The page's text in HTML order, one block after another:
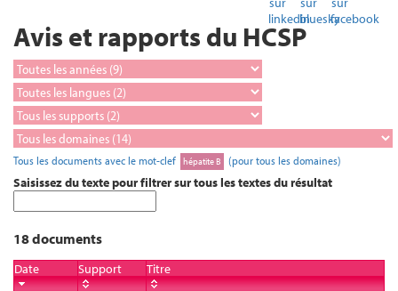
Avis et rapports du HCSP
Tous les documents avec le mot-clef hépatite B (pour tous les domaines)
Saisissez du texte pour filtrer sur tous les textes du résultat
18 documents
Date Support
Titre